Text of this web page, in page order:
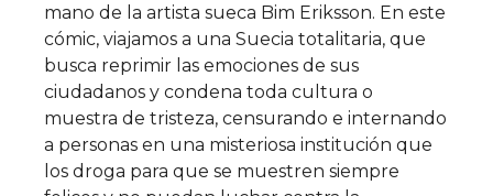
mano de la artista sueca Bim Eriksson. En este
cómic, viajamos a una Suecia totalitaria, que
busca reprimir las emociones de sus
ciudadanos y condena toda cultura o
muestra de tristeza, censurando e internando
a personas en una misteriosa institución que
los droga para que se muestren siempre